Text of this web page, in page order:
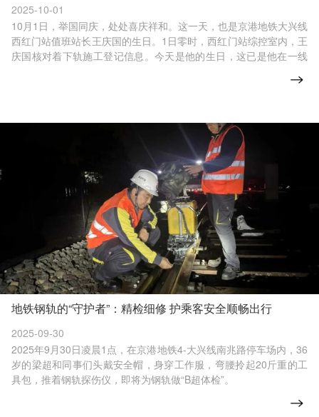
10月1日，举国同庆，处处喜庆祥和。这一天，也是京港地铁大兴线
西红门站值班站长王庆国的生日。1日零时，西红门站综控室内，王
庆国核对着下轨施工登记信息。今天是他的生日，这已是他在一线
2025-10-01
地铁钢轨的“守护者”：精检细修 护乘客安全顺畅出行
2025年9月30日凌晨1点，在京港地铁4-大兴线南兆路停车场内，36
岁的梁超和同事们头戴安全帽，身穿工作服，弯腰拎起20斤重的工
具包，推着钢轨探伤仪，即将为钢轨做“B超体检”。
2025-09-30